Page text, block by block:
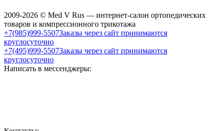
2009-2026 © Med V Rus — интернет-салон ортопедических
товаров и компрессионного трикотажа
+7(985)999-5507Заказы через сайт принимаются
круглосуточно
+7(495)999-5507Заказы через сайт принимаются
круглосуточно
Написать в мессенджеры: